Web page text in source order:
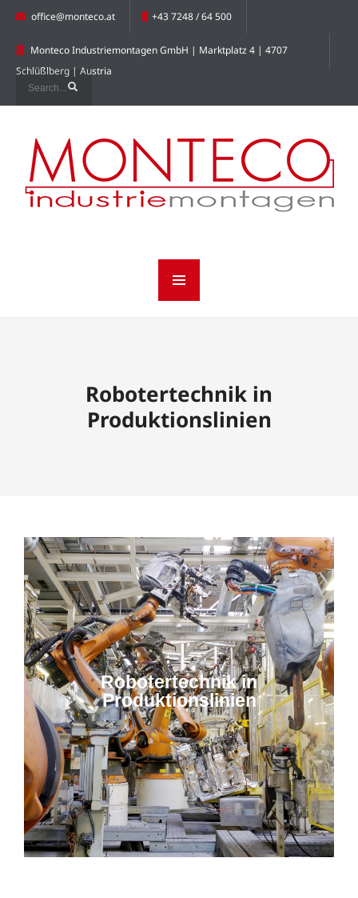
office@monteco.at +43 7248 / 64 500
Monteco Industriemontagen GmbH | Marktplatz 4 | 4707
Schlüßlberg | Austria
Robotertechnik in
Produktionslinien
Robotertechnik in
Produktionslinien